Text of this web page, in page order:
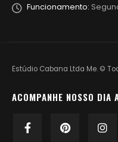
Funcionamento:
Estúdio Cabana Ltda Me. ©
ACOMPANHE NOSSO DIA